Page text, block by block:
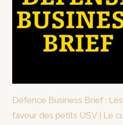
Defence Business Brief :
faveur des petits USV | Le